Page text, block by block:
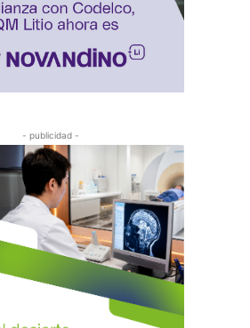
- publicidad -